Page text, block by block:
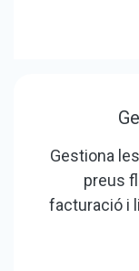
Gestiona
preus
facturació i